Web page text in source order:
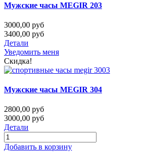
Мужские часы MEGIR 203
3000,00 руб
3400,00 руб
Детали
Уведомить меня
Скидка!
Мужские часы MEGIR 304
2800,00 руб
3000,00 руб
Детали
Добавить в корзину